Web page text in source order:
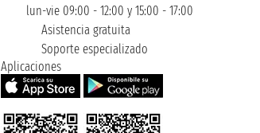
lun-vie 09:00 - 12:00 y 15:00 - 17:00
Asistencia gratuita
Soporte especializado
Aplicaciones